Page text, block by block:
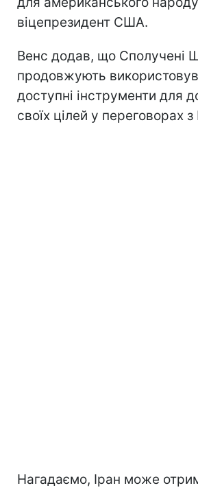
віцепрезидент США.
Венс додав, що Сполучені
продовжують
доступні інструменти для
своїх цілей у переговорах з
Нагадаємо, Іран може